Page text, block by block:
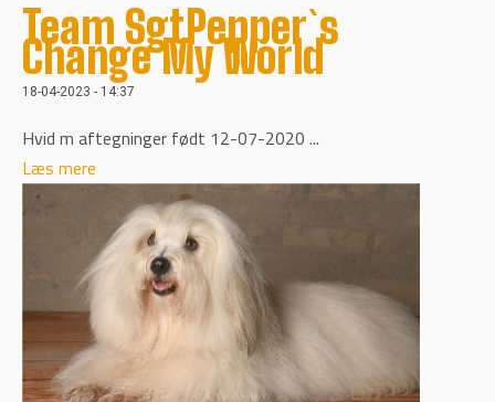
Team SgtPepper`s
Change My World
18-04-2023 - 14:37
Hvid m aftegninger født 12-07-2020 ...
Læs mere